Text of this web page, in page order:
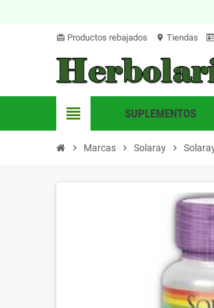
card_giftcard Productos rebajados location_on Tiendas
view_headline SUPLEMENTOS
chevron_right Marcas chevron_right Solaray chevron_right